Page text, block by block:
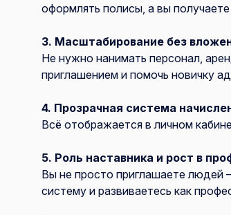
оформлять полисы, а вы
3. Масштабирование без
Не нужно нанимать персонал,
приглашением и помочь новичку
4. Прозрачная система
Всё отображается в личном
5. Роль наставника и рост в
Вы не просто приглашаете людей
систему и развиваетесь как